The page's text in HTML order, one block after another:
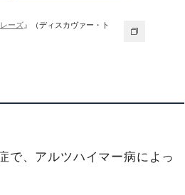
ーズ 』（ディスカヴァー・ト
で、アルツハイマー病によっ